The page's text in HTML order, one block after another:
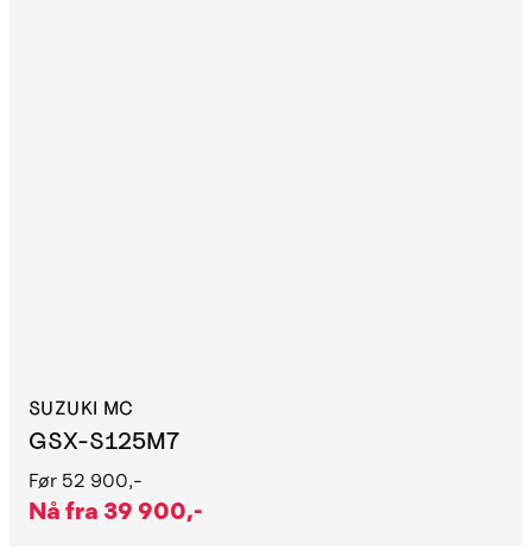
SUZUKI MC
GSX-S125M7
Før 52 900,-
Nå fra 39 900,-